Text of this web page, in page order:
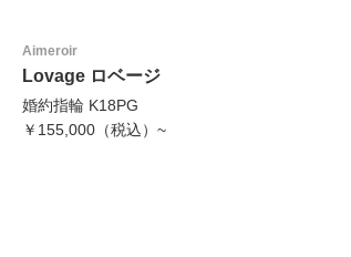
Aimeroir
Lovage ロベージ
婚約指輪 K18PG
￥155,000（税込）~